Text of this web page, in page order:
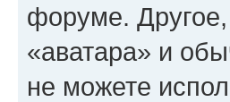
форуме.
«аватара» и
не можете